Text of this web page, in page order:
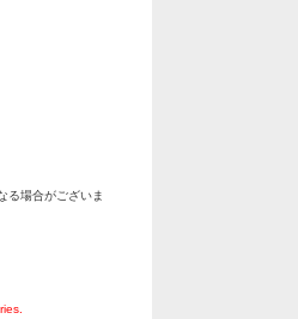
る場合がございま